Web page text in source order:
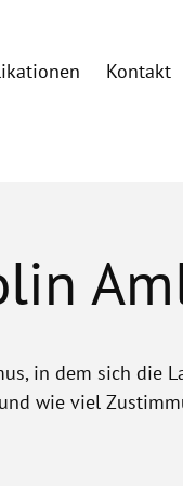
Kontakt
in dem sich die
wie viel